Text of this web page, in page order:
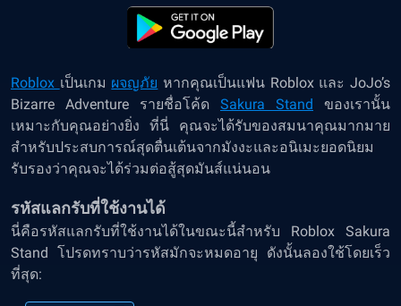
Roblox เป็นเกม ผจญภัย หากคุณเป็นแฟน Roblox และ JoJo’s
Bizarre Adventure รายชื่อโค้ด Sakura Stand ของเรานั้น
เหมาะกับคุณอย่างยิ่ง ที่นี่ คุณจะได้รับของสมนาคุณมากมาย
สำหรับประสบการณ์สุดตื่นเต้นจากมังงะและอนิเมะยอดนิยม
รับรองว่าคุณจะได้ร่วมต่อสู้สุดมันส์แน่นอน
รหัสแลกรับที่ใช้งานได้
นี่คือรหัสแลกรับที่ใช้งานได้ในขณะนี้สำหรับ Roblox Sakura
Stand โปรดทราบว่ารหัสมักจะหมดอายุ ดังนั้นลองใช้โดยเร็ว
ที่สุด: